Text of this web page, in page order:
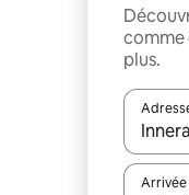
comme
plus.
Arrivée